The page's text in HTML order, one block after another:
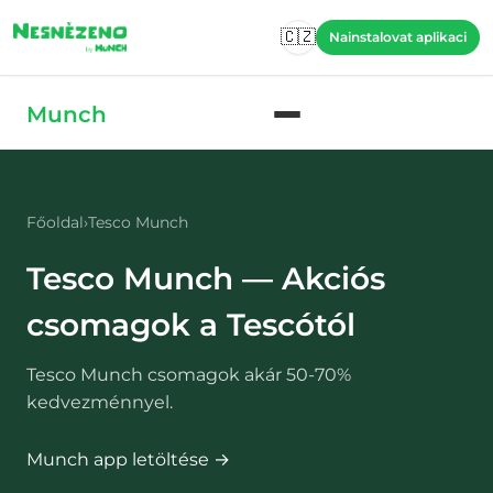
🇨🇿
Nainstalovat aplikaci
Munch
Főoldal›Tesco Munch
Tesco Munch — Akciós
csomagok a Tescótól
Tesco Munch csomagok akár 50-70%
kedvezménnyel.
Munch app letöltése →